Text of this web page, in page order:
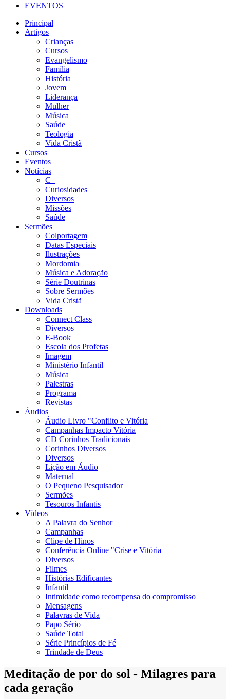
EVENTOS
Principal
Artigos
Crianças
Cursos
Evangelismo
Família
História
Jovem
Liderança
Mulher
Música
Saúde
Teologia
Vida Cristã
Cursos
Eventos
Notícias
C+
Curiosidades
Diversos
Missões
Saúde
Sermões
Colportagem
Datas Especiais
Ilustrações
Mordomia
Música e Adoração
Série Doutrinas
Sobre Sermões
Vida Cristã
Downloads
Connect Class
Diversos
E-Book
Escola dos Profetas
Imagem
Ministério Infantil
Música
Palestras
Programa
Revistas
Áudios
Áudio Livro "Conflito e Vitória
Campanhas Impacto Vitória
CD Corinhos Tradicionais
Corinhos Diversos
Diversos
Lição em Áudio
Maternal
O Pequeno Pesquisador
Sermões
Tesouros Infantis
Vídeos
A Palavra do Senhor
Campanhas
Clipe de Hinos
Conferência Online "Crise e Vitória
Diversos
Filmes
Histórias Edificantes
Infantil
Intimidade como recompensa do compromisso
Mensagens
Palavras de Vida
Papo Sério
Saúde Total
Série Princípios de Fé
Trindade de Deus
Meditação de por do sol - Milagres para
cada geração